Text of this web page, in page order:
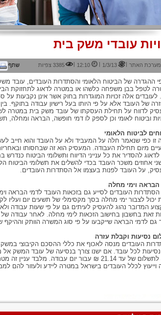
עובדי משק בית
מערכת האתר |
1/3/13
|
12:10
| 3385 צפיות שתף
ההגדרה של הביטוח הלאומי והסתדרות העובדים, עובד
לטפל בבן משפחה כלשהו או במטרה לדאוג לתחזוקת הבית
לעובדים אלה זכויות המוגדרות בחוק אשר אינן נקבעות על
של העובד אלא על פי היותו בעל רישיון עבודה בתוקף.
לדווח על תחילת העסקתו של עובד משק בית במטרה
וביטוח לאומי וכן לספק לו דמי חופשה, הבראה ומחלה,
לביטוח הלאומי
זו כפי שנאמר חלה על המעביד ולא על העובד והוא חייב
מיום תחילת העבודה. המעסיק הוא זה שבחסותו
לדאוג להסדיר את כל ענייני הדיווח ותשלומי הביטוח כנדרש
אחוזים משכר העובד בכדי להשלים את תשלומי הביטוח
על העובד לפנות בעצמו אל הסתדרות העובדים.
הבראה וימי מחלה
הסתדרות העובדים לסייע גם בזכאות העובד לדמי הבראה
יכול לצבור ימי מחלה בסך מקסימלי של תשעים יום ועליו
המדובר נהוג להעסיק לעיתים גם על פי שעות עבודה ולא
זאת בחשבון בחישוב הזכאות לימי מחלה. לאחר עבודה של
גם לדמי הבראה שייקבעו על פי סוג המשרה הוותק וההיקף
נסיעות וקבלת עזרה
העובדים מנסה לאכוף את כללי ההסכם הקיבוצי
לכל עובד. אם ישנו צורך בנסיעה של עובד המשק אל
זכאי לתשלום של עד 21.14 ₪ עבור יום עבודה. מלבד
וייעוץ לכלל העובדים בישראל במטרה ליידע ולעזור להם